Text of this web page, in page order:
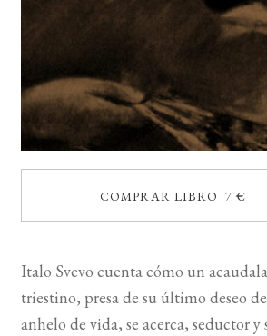
COMPRAR LIBRO 7 €
Italo Svevo cuenta cómo un
triestino, presa de su último deseo
anhelo de vida, se acerca, seductor